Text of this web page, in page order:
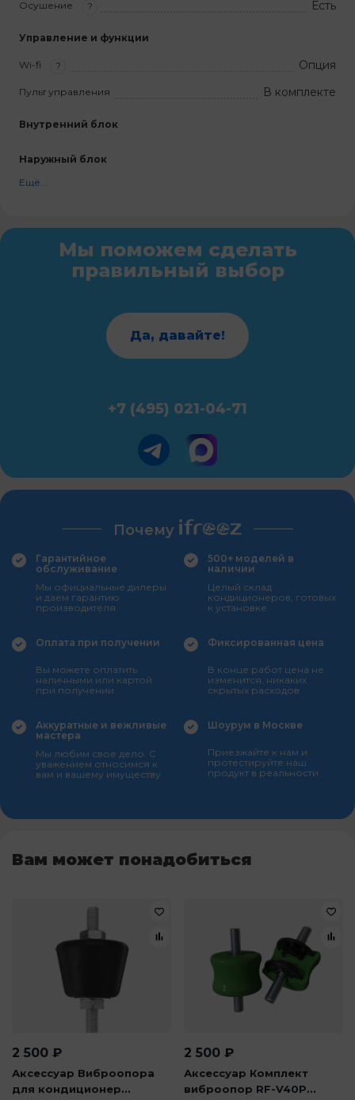
Осушение ? Есть
Управление и функции
Wi-fi ? Опция
Пульт управления В комплекте
Внутренний блок
Наружный блок
Ещё...
Мы поможем сделать
правильный выбор
Да, давайте!
+7 (495) 021-04-71
Почему
Гарантийное
обслуживание
Мы официальные дилеры
и даем гарантию
производителя
500+ моделей в
наличии
Целый склад
кондиционеров, готовых
к установке
Оплата при получении
Вы можете оплатить
наличными или картой
при получении
Фиксированная цена
В конце работ цена не
изменится, никаких
скрытых расходов
Аккуратные и вежливые
мастера
Мы любим свое дело. С
уважением относимся к
вам и вашему имуществу
Шоурум в Москве
Приезжайте к нам и
протестируйте наш
продукт в реальности
Вам может понадобиться
2 500 ₽
Аксессуар Виброопора
для кондиционер...
2 500 ₽
Аксессуар Комплект
виброопор RF-V40P...